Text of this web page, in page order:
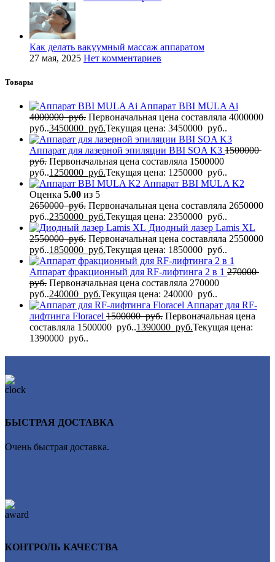
Как делать вакуумный массаж аппаратом
27 мая, 2025 Нет комментариев
Товары
Аппарат BBI MULA Ai
4000000руб. Первоначальная цена составляла 4000000
руб..3450000 руб.Текущая цена: 3450000 руб..
Аппарат для лазерной эпиляции BBI SOA K3 1500000
руб. Первоначальная цена составляла 1500000
руб..1250000 руб.Текущая цена: 1250000 руб..
Аппарат BBI MULA K2
Оценка 5.00 из 5
2650000руб. Первоначальная цена составляла 2650000
руб..2350000 руб.Текущая цена: 2350000 руб..
Диодный лазер Lamis XL
2550000руб. Первоначальная цена составляла 2550000
руб..1850000 руб.Текущая цена: 1850000 руб..
Аппарат фракционный для RF-лифтинга 2 в 1 270000
руб. Первоначальная цена составляла 270000
руб..240000 руб.Текущая цена: 240000 руб..
Аппарат для RF-
лифтинга Flоrасеl 1500000руб. Первоначальная цена
составляла 1500000 руб..1390000 руб.Текущая цена:
1390000 руб..
БЫСТРАЯ ДОСТАВКА
Очень быстрая доставка.
КОНТРОЛЬ КАЧЕСТВА